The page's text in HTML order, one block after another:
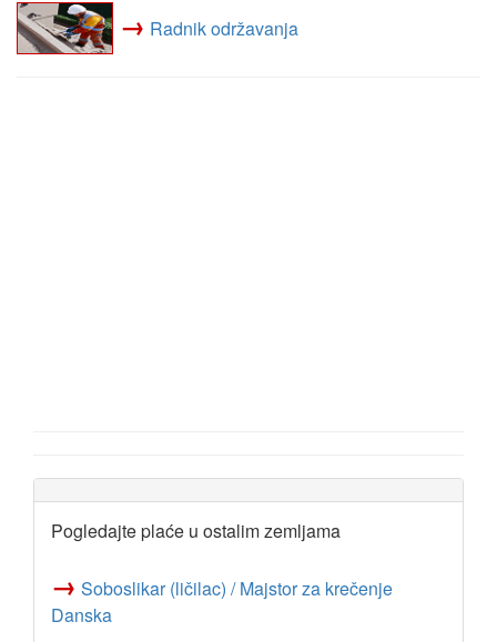
→ Radnik održavanja
Pogledajte plaće u ostalim zemljama
→ Soboslikar (ličilac) / Majstor za krečenje
Danska